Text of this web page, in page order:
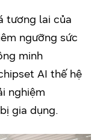
tương lai của
ngưỡng sức
minh
AI thế hệ
nghiệm
gia dụng.